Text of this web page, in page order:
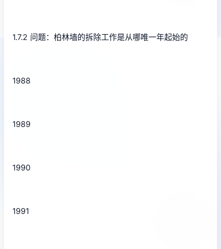
1.7.2 问题：柏林墙的拆除工作是从哪唯一年起始的
1988
1989
1990
1991